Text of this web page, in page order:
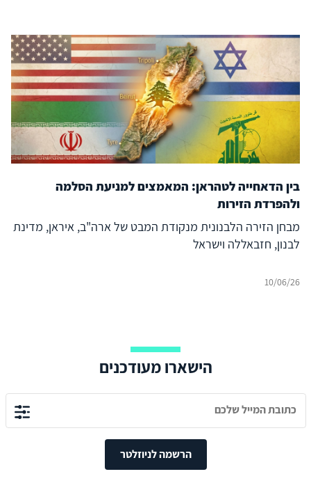
בין הדאחייה לטהראן: המאמצים למניעת הסלמה
ולהפרדת הזירות
מבחן הזירה הלבנונית מנקודת המבט של ארה"ב, איראן, מדינת
לבנון, חזבאללה וישראל
10/06/26
הישארו מעודכנים
הרשמה לניוזלטר